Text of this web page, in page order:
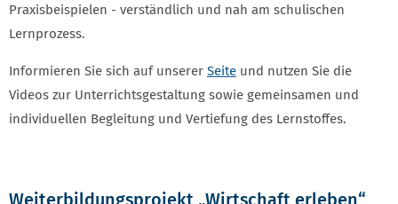
Praxisbeispielen - verständlich und nah am schulischen
Lernprozess.
Informieren Sie sich auf unserer Seite und nutzen Sie die
Videos zur Unterrichtsgestaltung sowie gemeinsamen und
individuellen Begleitung und Vertiefung des Lernstoffes.
Weiterbildungsprojekt „Wirtschaft erleben“